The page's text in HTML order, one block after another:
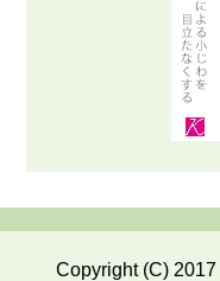
Copyright (C) 2017